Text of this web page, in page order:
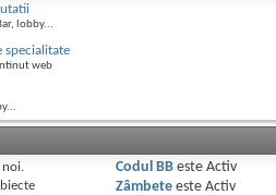
lobby...
specialitate
web
noi.
Codul BBeste Activ
Zâmbeteeste Activ